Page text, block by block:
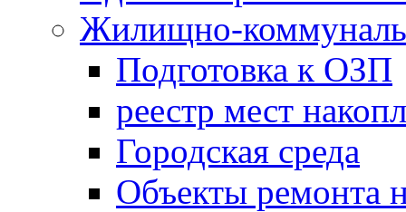
Жилищно-
Подготовка к ОЗП
реестр мест
Городская среда
Объекты ремонта